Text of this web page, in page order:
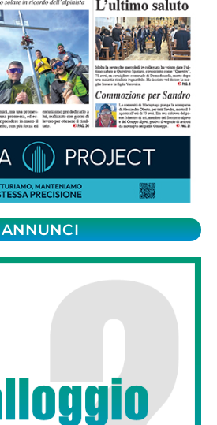
ANNUNCI